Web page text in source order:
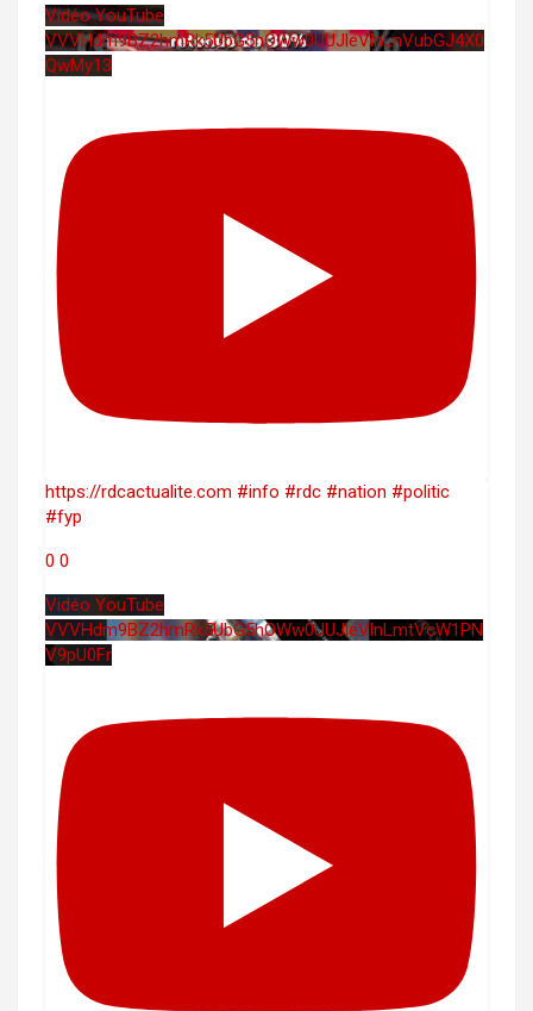
Vidéo YouTube
VVVHdm9BZ2hmRk5UbG5hOWw0UUJleVlnLnVubGJ4X0
QwMy13
https://rdcactualite.com #info #rdc #nation #politic
#fyp
0 0
Vidéo YouTube
VVVHdm9BZ2hmRk5UbG5hOWw0UUJleVlnLmtVcW1PN
V9pU0Fr